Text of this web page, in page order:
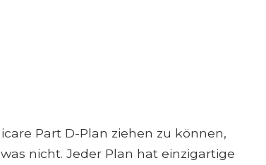
Part D-Plan ziehen zu können,
nicht. Jeder Plan hat einzigartige